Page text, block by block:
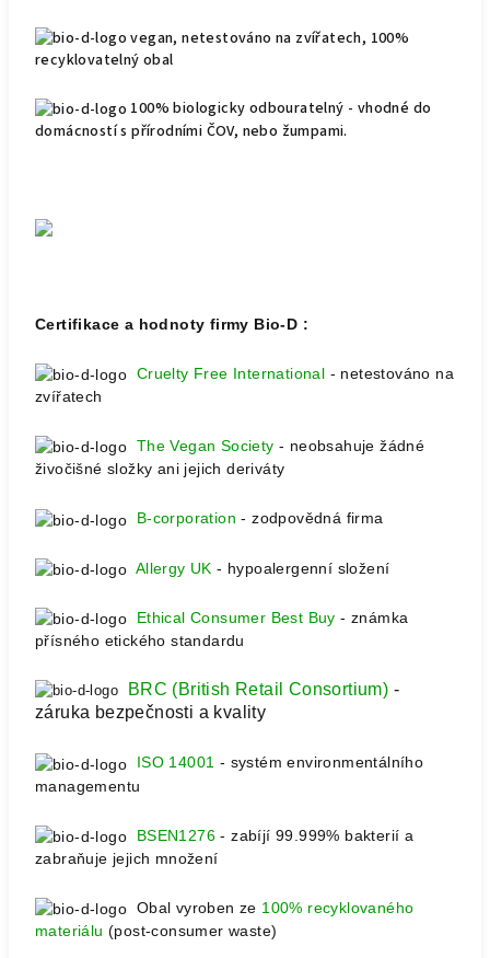
vegan, netestováno na zvířatech, 100%
recyklovatelný obal
100% biologicky odbouratelný - vhodné do
domácností s přírodními ČOV, nebo žumpami.
Certifikace a hodnoty firmy Bio-D :
Cruelty Free International - netestováno na
zvířatech
The Vegan Society - neobsahuje žádné
živočišné složky ani jejich deriváty
B-corporation - zodpovědná firma
Allergy UK - hypoalergenní složení
Ethical Consumer Best Buy - známka
přísného etického standardu
BRC (British Retail Consortium) -
záruka bezpečnosti a kvality
ISO 14001 - systém environmentálního
managementu
BSEN1276 - zabíjí99.999% bakterií a
zabraňuje jejich množení
Obal vyroben ze 100% recyklovaného
materiálu (post-consumer waste)